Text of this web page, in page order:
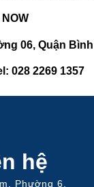
06, Quận
028 2269 1357
hệ
Phường 6,